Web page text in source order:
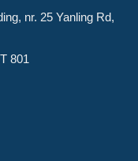
nr. 25 Yanling Rd,
801